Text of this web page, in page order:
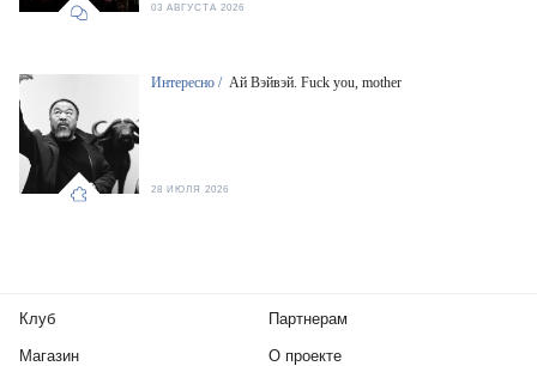
03 АВГУСТА 2026
Интересно / Ай Вэйвэй. Fuck you, mother
28 ИЮЛЯ 2026
Клуб
Магазин
Партнерам
О проекте